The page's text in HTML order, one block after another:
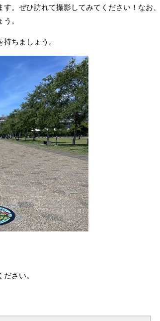
。ぜひ訪れて撮影してみてください！なお、
。
ちましょう。
さい。